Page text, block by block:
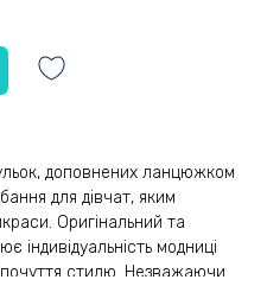
доповнених ланцюжком
для дівчат, яким
Оригінальний та
індивідуальність модниці
почуття стилю. Незважаючи